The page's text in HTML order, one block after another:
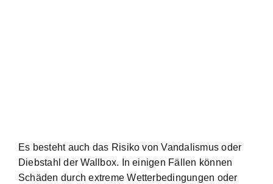
Es besteht auch das Risiko von Vandalismus oder
Diebstahl der Wallbox. In einigen Fällen können
Schäden durch extreme Wetterbedingungen oder